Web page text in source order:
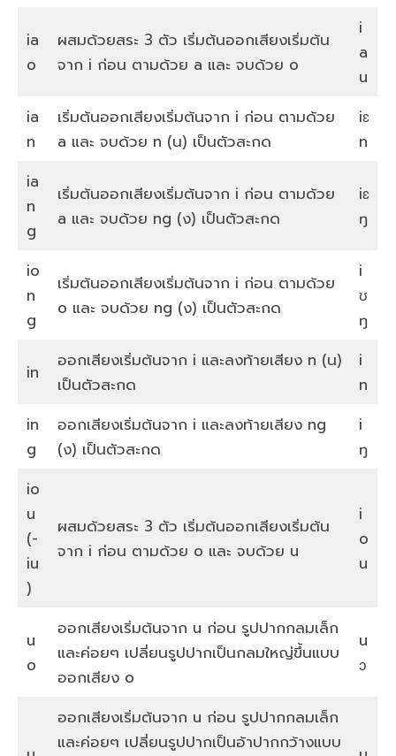
ia
o
ผสมด้วยสระ 3 ตัว เริ่มต้นออกเสียงเริ่มต้น
จาก i ก่อน ตามด้วย a และ จบด้วย o
i
a
u
ia
n
เริ่มต้นออกเสียงเริ่มต้นจาก i ก่อน ตามด้วย
a และ จบด้วย n (น) เป็นตัวสะกด
iɛ
n
ia
n
g
เริ่มต้นออกเสียงเริ่มต้นจาก i ก่อน ตามด้วย
a และ จบด้วย ng (ง) เป็นตัวสะกด
iɛ
ŋ
io
n
g
เริ่มต้นออกเสียงเริ่มต้นจาก i ก่อน ตามด้วย
o และ จบด้วย ng (ง) เป็นตัวสะกด
i
ʊ
ŋ
in
ออกเสียงเริ่มต้นจาก i และลงท้ายเสียง n (น)
เป็นตัวสะกด
i
n
in
g
ออกเสียงเริ่มต้นจาก i และลงท้ายเสียง ng
(ง) เป็นตัวสะกด
i
ŋ
io
u
(-
iu
)
ผสมด้วยสระ 3 ตัว เริ่มต้นออกเสียงเริ่มต้น
จาก i ก่อน ตามด้วย o และ จบด้วย u
i
o
u
u
o
ออกเสียงเริ่มต้นจาก u ก่อน รูปปากกลมเล็ก
และค่อยๆ เปลี่ยนรูปปากเป็นกลมใหญ่ขึ้นแบบ
ออกเสียง o
u
ɔ
ออกเสียงเริ่มต้นจาก u ก่อน รูปปากกลมเล็ก
และค่อยๆ เปลี่ยนรูปปากเป็นอ้าปากกว้างแบบ